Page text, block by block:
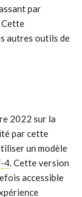
par
Cette
autres outils de
2022 sur la
par cette
un modèle
4 . Cette version
accessible